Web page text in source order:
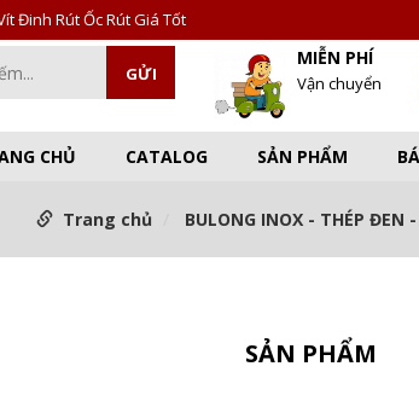
Đinh Rút Ốc Rút Giá Tốt
MIỄN PHÍ
Vận chuyển
CHỦ CATALOG SẢN PHẨM
Trang chủ BULONG INOX - THÉP ĐEN
SẢN PHẨM